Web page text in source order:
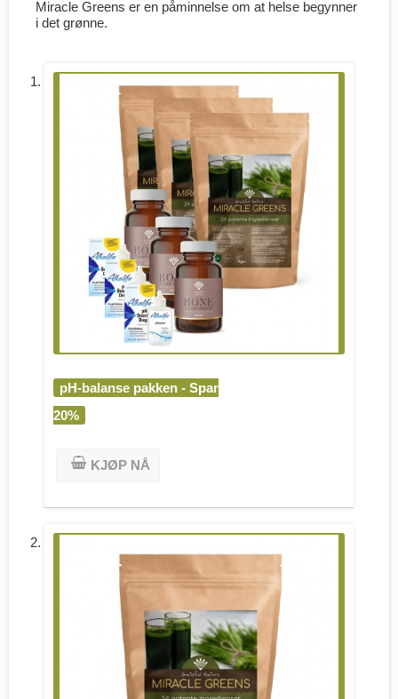
Miracle Greens er en påminnelse om at helse begynner
i det grønne.
pH-balanse pakken - Spar
20%
KJØP NÅ